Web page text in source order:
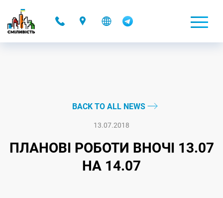
BACK TO ALL NEWS
13.07.2018
ПЛАНОВІ РОБОТИ ВНОЧІ 13.07
НА 14.07